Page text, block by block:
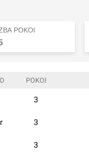
POKOI
POKOI
3
3
3